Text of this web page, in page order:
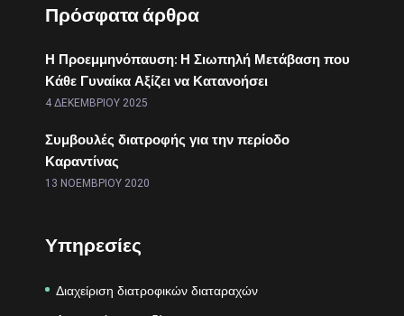
Πρόσφατα άρθρα
Η Προεμμηνόπαυση: Η Σιωπηλή Μετάβαση που
Κάθε Γυναίκα Αξίζει να Κατανοήσει
4 ΔΕΚΕΜΒΡΊΟΥ 2025
Συμβουλές διατροφής για την περίοδο
Καραντίνας
13 ΝΟΕΜΒΡΊΟΥ 2020
Υπηρεσίες
Διαχείριση διατροφικών διαταραχών